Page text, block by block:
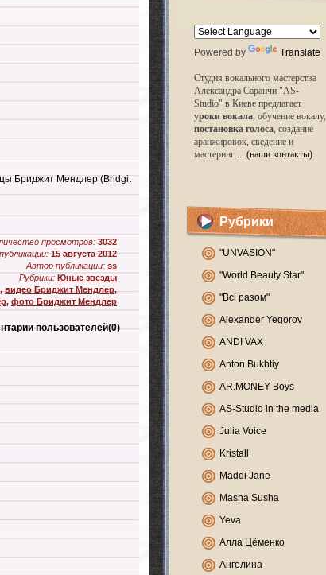
Powered by Translate
Студия вокального мастерства
Александра Саранчи "AS-
Studio" в Киеве предлагает
уроки вокала, обучение вокалу,
постановка голоса, создание
аранжировок, сведение и
мастеринг ... (наши контакты)
Рубрики
"UNVASION"
"World Beauty Star"
"Всі разом"
Alexander Yegorov
ANDI VAX
Anton Bukhtiy
AR.MONEY Boys
AS-Studio in the media
Julia Voice
Kristall
Maddi Jane
Masha Susha
Yeva
Алла Цёменко
Ангелина
Бриджит Мендлер (Bridgit
просмотров: 3032
15 августа 2012
Автор публикации: ss
Рубрики: Юные звезды
,видео Бриджит Мендлер,
, фото Бриджит Мендлер
пользователей(0)